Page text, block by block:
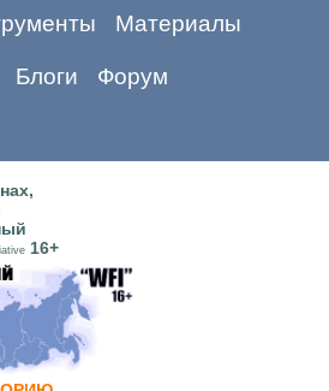
Материалы
Блоги Форум
16+